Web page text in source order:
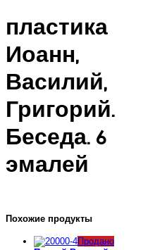
пластика
Иоанн,
Василий,
Григорий.
Беседа. 6
эмалей
Похожие продукты
Продано